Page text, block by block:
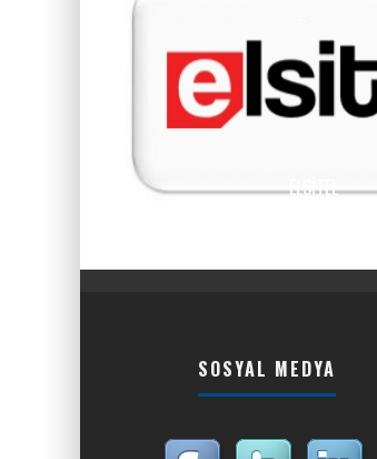
ELSITEL
SOSYAL MEDYA